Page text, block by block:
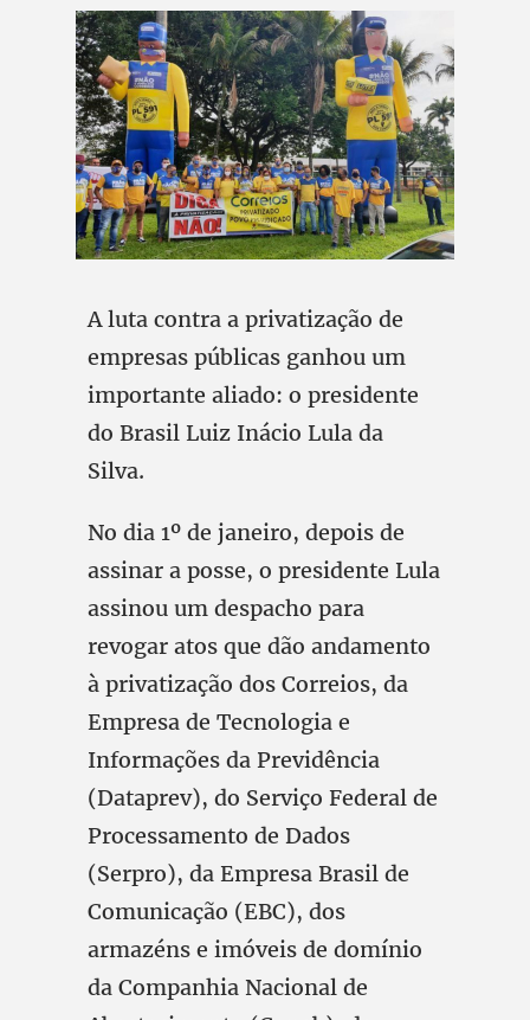
A luta contra a privatização de
empresas públicas ganhou um
importante aliado: o presidente
do Brasil Luiz Inácio Lula da
Silva.
No dia 1º de janeiro, depois de
assinar a posse, o presidente Lula
assinou um despacho para
revogar atos que dão andamento
à privatização dos Correios, da
Empresa de Tecnologia e
Informações da Previdência
(Dataprev), do Serviço Federal de
Processamento de Dados
(Serpro), da Empresa Brasil de
Comunicação (EBC), dos
armazéns e imóveis de domínio
da Companhia Nacional de